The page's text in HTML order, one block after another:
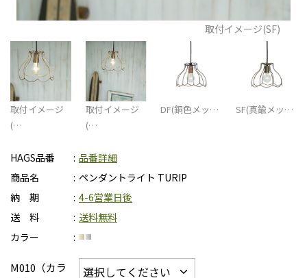
取付イメージ(SF)
取付イメージ
(…
取付イメージ
(…
DF(銅色メッ… SF(真鍮メッ…
HAGS品番
品番詳細
商品名
ペンダントライト TURIP
納 期
4-6営業日後
送 料
送料無料
カラー
M010（カラ